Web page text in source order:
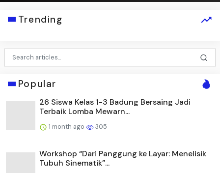
Trending
Popular
26 Siswa Kelas 1-3 Badung Bersaing Jadi
Terbaik Lomba Mewarn...
1 month ago 305
Workshop “Dari Panggung ke Layar: Menelisik
Tubuh Sinematik”...